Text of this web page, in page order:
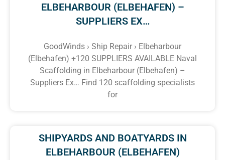
ELBEHARBOUR (ELBEHAFEN) –
SUPPLIERS EX…
GoodWinds › Ship Repair › Elbeharbour
(Elbehafen) +120 SUPPLIERS AVAILABLE Naval
Scaffolding in Elbeharbour (Elbehafen) –
Suppliers Ex… Find 120 scaffolding specialists
for
SHIPYARDS AND BOATYARDS IN
ELBEHARBOUR (ELBEHAFEN)